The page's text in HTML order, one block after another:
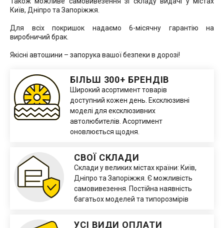
Київ, Дніпро та Запоріжжя.
Для всіх покришок надаємо 6-місячну гарантію на
виробничий брак.
Якісні автошини – запорука вашої безпеки в дорозі!
БІЛЬШ 300+ БРЕНДІВ
Широкий асортимент товарів
доступний кожен день. Ексклюзивні
моделі для ексклюзивних
автолюбителів. Асортимент
оновлюється щодня.
СВОЇ СКЛАДИ
Склади у великих містах країни: Київ,
Дніпро та Запоріжжя. Є можливість
самовивезення. Постійна наявність
багатьох моделей та типорозмірів
УСІ ВИДИ ОПЛАТИ